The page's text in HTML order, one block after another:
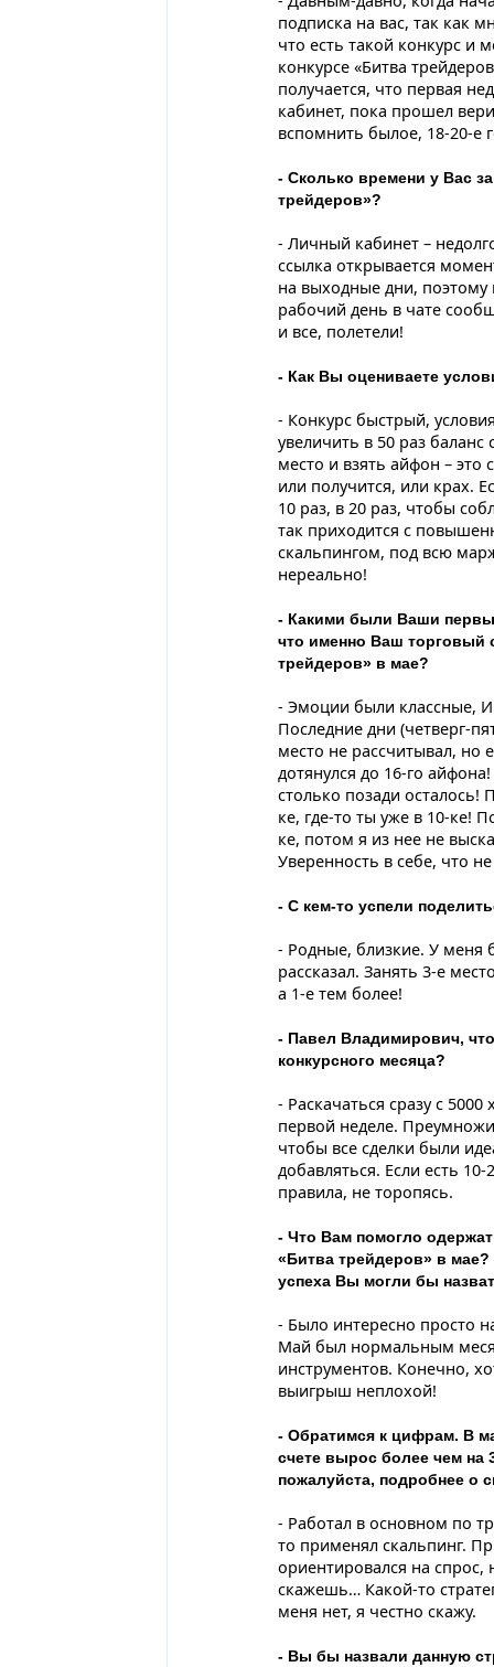
подписка на вас, так как
что есть такой конкурс и
конкурсе «Битва
получается, что первая
кабинет, пока прошел
вспомнить былое, 18-20-е
- Сколько времени у Вас
трейдеров»?
- Личный кабинет –
ссылка открывается
на выходные дни,
рабочий день в чате
и все, полетели!
- Как Вы оцениваете
- Конкурс быстрый,
увеличить в 50 раз
место и взять айфон – это
или получится, или крах.
10 раз, в 20 раз, чтобы
так приходится с
скальпингом, под всю
нереально!
- Какими были Ваши
что именно Ваш торговый
трейдеров» в мае?
- Эмоции были классные,
Последние дни (четверг-
место не рассчитывал, но
дотянулся до 16-го
столько позади осталось!
ке, где-то ты уже в 10-ке!
ке, потом я из нее не
Уверенность в себе, что
- С кем-то успели
- Родные, близкие. У меня
рассказал. Занять 3-е
а 1-е тем более!
- Павел Владимирович,
конкурсного месяца?
- Раскачаться сразу с
первой неделе.
чтобы все сделки были
добавляться. Если есть
правила, не торопясь.
- Что Вам помогло
«Битва трейдеров» в
успеха Вы могли бы
- Было интересно просто
Май был нормальным
инструментов. Конечно,
выигрыш неплохой!
- Обратимся к цифрам. В
счете вырос более чем на
пожалуйста, подробнее о
- Работал в основном по
то применял скальпинг.
ориентировался на спрос,
скажешь… Какой-то
меня нет, я честно скажу.
- Вы бы назвали данную